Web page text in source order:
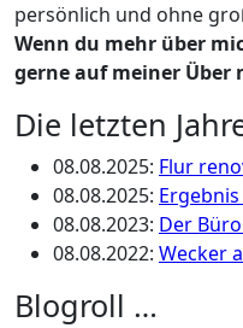
persönlich und ohne
Wenn du mehr über
gerne auf meiner Über
Die letzten
08.08.2025: Flur
08.08.2025:
08.08.2023: Der
08.08.2022: Wecker
Blogroll …